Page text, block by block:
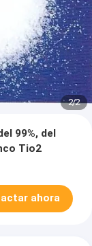
2/2
99%, del
Tio2
ahora